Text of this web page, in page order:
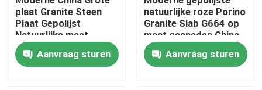
plaat Granite Steen
Plaat Gepolijst
Natuurlijke maat
Chinese Roze Porno
Roze Granit Plaat
Aanvraag sturen
natuurlijke roze Porino
Granite Slab G664 op
maat gesneden China
Roze Porno Rosa
prijzenAanvraag sturen